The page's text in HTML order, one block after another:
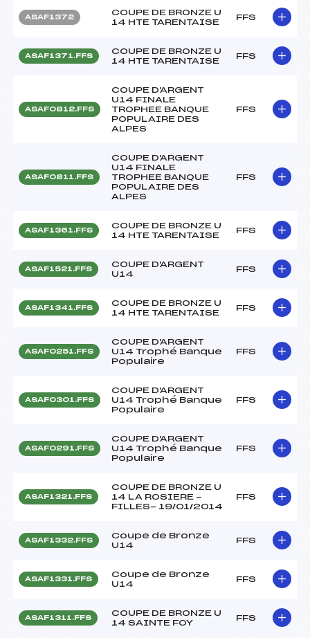
ASAF1372
COUPE DE BRONZE U
14 HTE TARENTAISE
FFS
ASAF1371.FFS
COUPE DE BRONZE U
14 HTE TARENTAISE
FFS
ASAF0812.FFS
COUPE D'ARGENT
U14 FINALE
TROPHEE BANQUE
POPULAIRE DES
ALPES
FFS
ASAF0811.FFS
COUPE D'ARGENT
U14 FINALE
TROPHEE BANQUE
POPULAIRE DES
ALPES
FFS
ASAF1361.FFS
COUPE DE BRONZE U
14 HTE TARENTAISE
FFS
ASAF1521.FFS
COUPE D'ARGENT
U14
FFS
ASAF1341.FFS
COUPE DE BRONZE U
14 HTE TARENTAISE
FFS
ASAF0251.FFS
COUPE D'ARGENT
U14 Trophé Banque
Populaire
FFS
ASAF0301.FFS
COUPE D'ARGENT
U14 Trophé Banque
Populaire
FFS
ASAF0291.FFS
COUPE D'ARGENT
U14 Trophé Banque
Populaire
FFS
ASAF1321.FFS
COUPE DE BRONZE U
14 LA ROSIERE -
FILLES- 19/01/2014
FFS
ASAF1332.FFS
Coupe de Bronze
U14
FFS
ASAF1331.FFS
Coupe de Bronze
U14
FFS
ASAF1311.FFS
COUPE DE BRONZE U
14 SAINTE FOY
FFS